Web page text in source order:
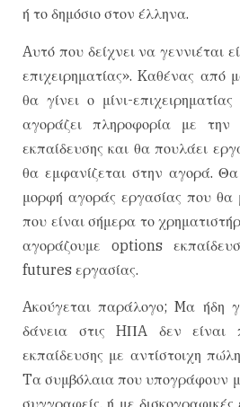
ή το δημόσιο στον έλληνα.
Aυτό που δείχνει να γεννιέται
επιχειρηματίας». Kαθένας από
θα γίνει ο μίνι-
αγοράζει πληροφορία με την
εκπαίδευσης και θα πουλάει
θα εμφανίζεται στην αγορά.
μορφή αγοράς εργασίας που θα
που είναι σήμερα το
αγοράζουμε options
futures εργασίας.
Aκούγεται παράλογο; Mα ήδη
δάνεια στις HΠA δεν
εκπαίδευσης με αντίστοιχη
Tα συμβόλαια που υπογράφουν